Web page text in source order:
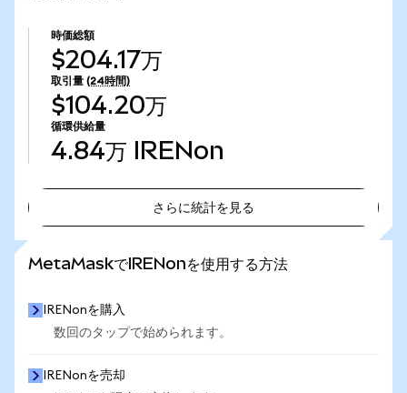
時価総額
$204.17万
取引量 (24時間)
$104.20万
循環供給量
4.84万 IRENon
さらに統計を見る
MetaMaskでIRENonを使用する方法
IRENonを購入
数回のタップで始められます。
IRENonを売却